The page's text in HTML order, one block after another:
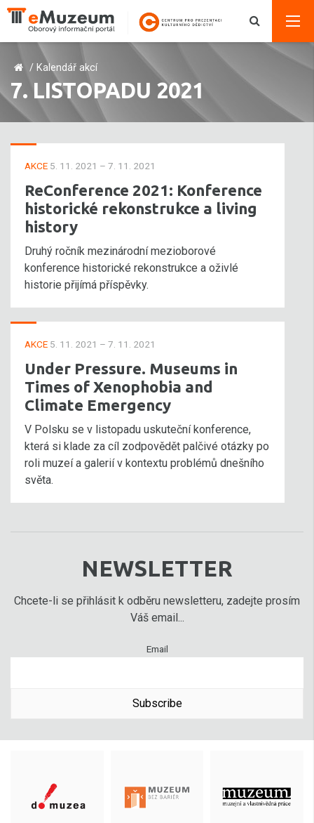
/ Kalendář akcí
7. LISTOPADU 2021
AKCE 5. 11. 2021 – 7. 11. 2021
ReConference 2021: Konference
historické rekonstrukce a living
history
Druhý ročník mezinárodní mezioborové
konference historické rekonstrukce a oživlé
historie přijímá příspěvky.
AKCE 5. 11. 2021 – 7. 11. 2021
Under Pressure. Museums in
Times of Xenophobia and
Climate Emergency
V Polsku se v listopadu uskuteční konference,
která si klade za cíl zodpovědět palčivé otázky po
roli muzeí a galerií v kontextu problémů dnešního
světa.
NEWSLETTER
Chcete-li se přihlásit k odběru newsletteru, zadejte prosím
Váš email...
Email
Subscribe